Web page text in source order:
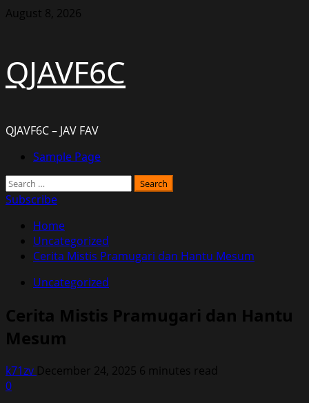
Skip
August 8, 2026
QJAVF6C
QJAVF6C – JAV FAV
PrimarySample Page
Search
for:
Subscribe
Home
Uncategorized
Cerita Mistis Pramugari dan Hantu Mesum
Uncategorized
Cerita Mistis Pramugari dan Hantu
Mesum
k71zv December 24, 2025 6 minutes read
0